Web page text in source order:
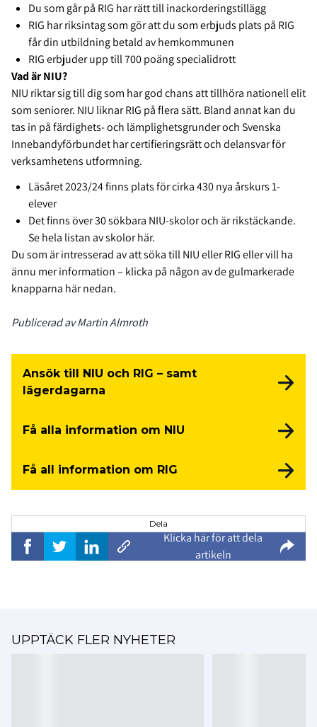
Du som går på RIG har rätt till inackorderingstillägg
RIG har riksintag som gör att du som erbjuds plats på RIG
får din utbildning betald av hemkommunen
RIG erbjuder upp till 700 poäng specialidrott
Vad är NIU?
NIU riktar sig till dig som har god chans att tillhöra nationell elit
som seniorer. NIU liknar RIG på flera sätt. Bland annat kan du
tas in på färdighets- och lämplighetsgrunder och Svenska
Innebandyförbundet har certifieringsrätt och delansvar för
verksamhetens utformning.
Läsåret 2023/24 finns plats för cirka 430 nya årskurs 1-
elever
Det finns över 30 sökbara NIU-skolor och är rikstäckande.
Se hela listan av skolorhär.
Du som är intresserad av att söka till NIU eller RIG eller vill ha
ännu mer information – klicka på någon av de gulmarkerade
knapparna här nedan.
Publicerad av Martin Almroth
Ansök till NIU och RIG – samt
lägerdagarna
Få alla information om NIU
Få all information om RIG
Dela
Klicka här för att dela
artikeln
UPPTÄCK FLER NYHETER